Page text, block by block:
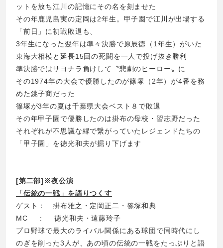
ットを放ち江川の記憶にその名を刻ませた
その年鹿児島実の定岡は2年生。甲子園で江川が出場する
「前日」に初戦敗退も、
3年生になった翌年は準々決勝で原辰徳（1年生）がいた
東海大相模と延長15回の死闘を一人で投げ抜き勝利
準決勝ではサヨナラ負けして〝悲劇のヒーロー〟に
その1974年の大会で優勝したのが篠塚（2年）が4番を務
めた銚子商だった
篠塚が3年の夏は千葉県大会ベスト８で敗退
その年甲子園で優勝したのは掛布の母校・習志野だった
それぞれが不思議な縁で繋がっていたレジェンドたちの
「甲子園」を徳光和夫が掘り下げます
[第二部]※夜公演
「伝統の一戦」を語りつくす
ゲスト： 掛布雅之・定岡正二・篠塚和典
MC : 徳光和夫・遠藤玲子
プロ野球で最大のライバル関係にある球団で同時代にし
のぎを削った3人が、あの頃の伝統の一戦をたっぷりと語